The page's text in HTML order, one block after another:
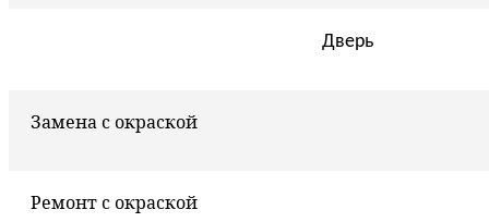
Дверь
Замена с окраской
Ремонт с окраской